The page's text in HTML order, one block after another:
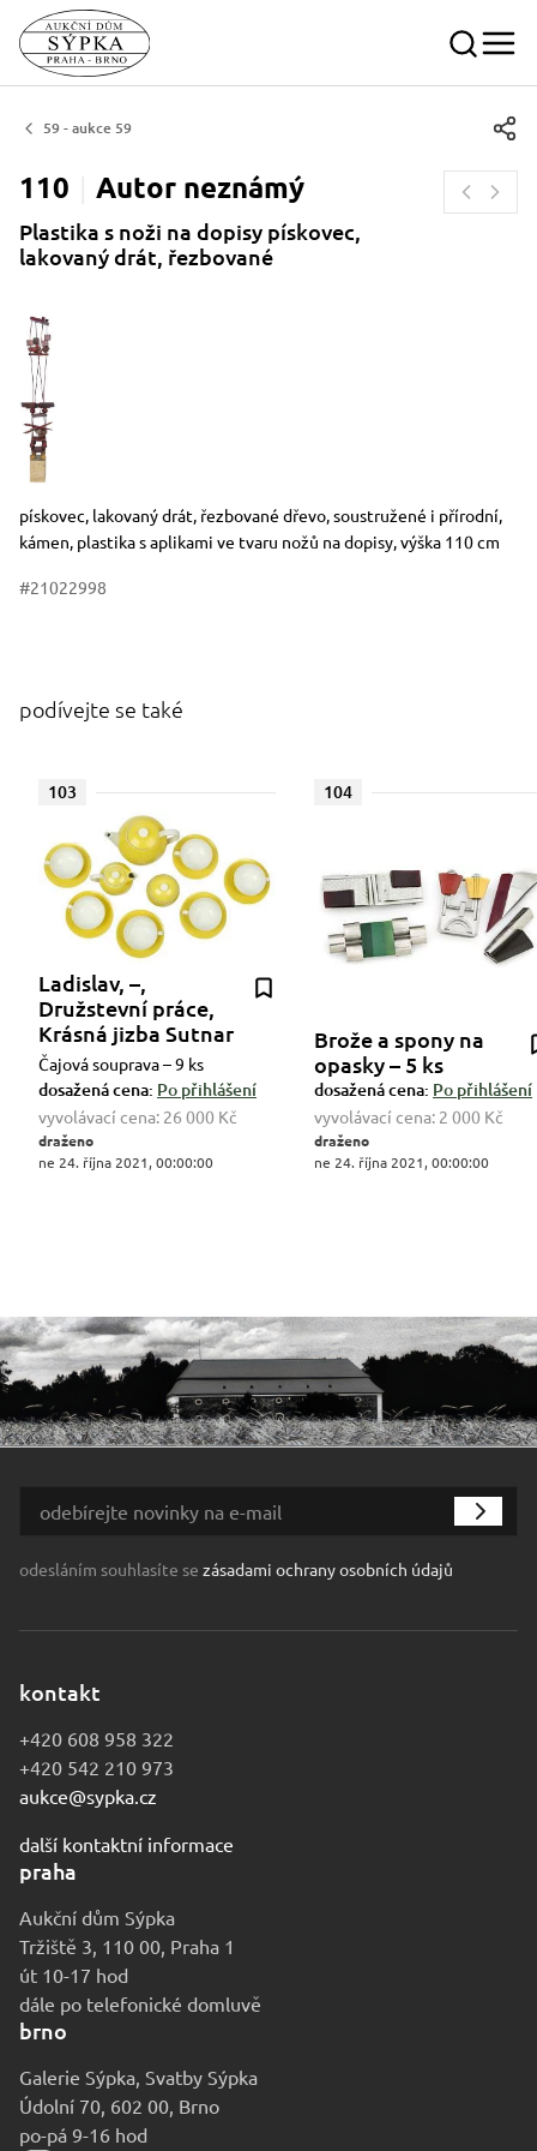
59 - aukce 59
110 Autor neznámý
Plastika s noži na dopisy pískovec,
lakovaný drát, řezbované
Rozměry
Stručný popis předmětu
pískovec, lakovaný drát, řezbované dřevo, soustružené i přírodní,
kámen, plastika s aplikami ve tvaru nožů na dopisy, výška 110 cm
#21022998
podívejte se také
103
Ladislav, –,
Družstevní práce,
Krásná jizba Sutnar
Čajová souprava – 9 ks
dosažená cena: Po přihlášení
vyvolávací cena: 26 000 Kč
draženo
ne 24. října 2021, 00:00:00
104
Brože a spony na
opasky – 5 ks
dosažená cena: Po přihlášení
vyvolávací cena: 2 000 Kč
draženo
ne 24. října 2021, 00:00:00
odesláním souhlasíte se zásadami ochrany osobních údajů
kontakt
+420 608 958 322
+420 542 210 973
aukce@sypka.cz
další kontaktní informace
praha
Aukční dům Sýpka
Tržiště 3, 110 00, Praha 1
út 10-17 hod
dále po telefonické domluvě
brno
Galerie Sýpka, Svatby Sýpka
Údolní 70, 602 00, Brno
po-pá 9-16 hod